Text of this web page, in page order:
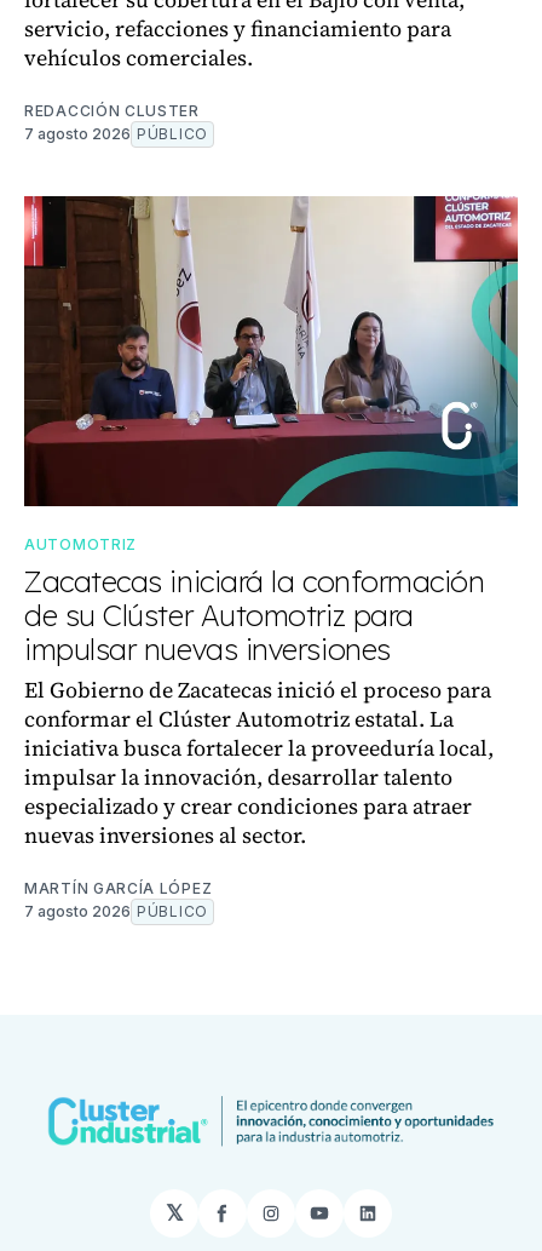
servicio, refacciones y financiamiento para
vehículos comerciales.
REDACCIÓN CLUSTER
7 agosto 2026 PÚBLICO
AUTOMOTRIZ
Zacatecas iniciará la conformación
de su Clúster Automotriz para
impulsar nuevas inversiones
El Gobierno de Zacatecas inició el proceso para
conformar el Clúster Automotriz estatal. La
iniciativa busca fortalecer la proveeduría local,
impulsar la innovación, desarrollar talento
especializado y crear condiciones para atraer
nuevas inversiones al sector.
MARTÍN GARCÍA LÓPEZ
7 agosto 2026 PÚBLICO
𝕏 Facebook
Instagram
YouTubeLinkedIn